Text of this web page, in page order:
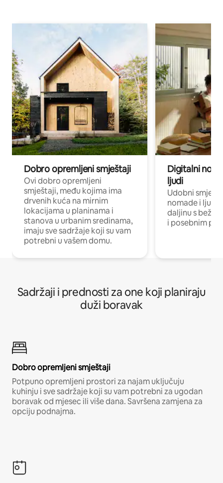
Dobro opremljeni smještaji
Ovi dobro opremljeni
smještaji, među kojima ima
drvenih kuća na mirnim
lokacijama u planinama i
stanova u urbanim sredinama,
imaju sve sadržaje koji su vam
potrebni u vašem domu.
Digitalni
ljudi
Udobni
nomade i ljude
daljinu s
i posebnim
Sadržaji i prednosti za one koji planiraju
duži boravak
Dobro opremljeni smještaji
Potpuno opremljeni prostori za najam uključuju
kuhinju i sve sadržaje koji su vam potrebni za ugodan
boravak od mjesec ili više dana. Savršena zamjena za
opciju podnajma.